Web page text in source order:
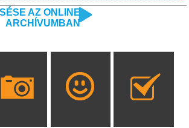
AZ ONLINE
ARCHÍVUMBAN